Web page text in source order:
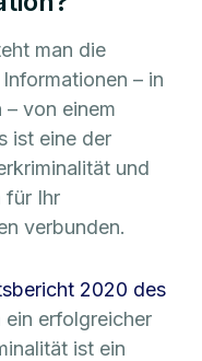
man die
– in
von einem
ist eine der
und
für Ihr
verbunden.
2020 des
ein erfolgreicher
ist ein